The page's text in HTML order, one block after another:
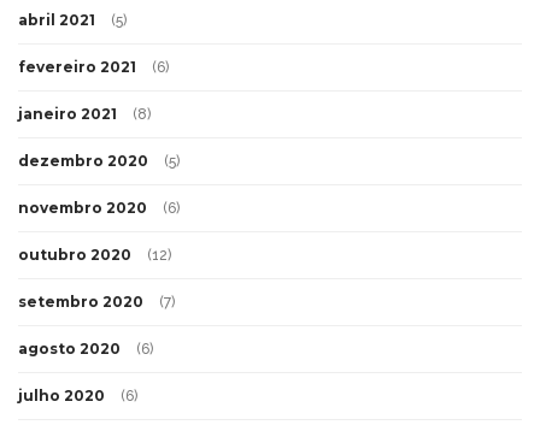
abril 2021 (5)
fevereiro 2021 (6)
janeiro 2021 (8)
dezembro 2020 (5)
novembro 2020 (6)
outubro 2020 (12)
setembro 2020 (7)
agosto 2020 (6)
julho 2020 (6)